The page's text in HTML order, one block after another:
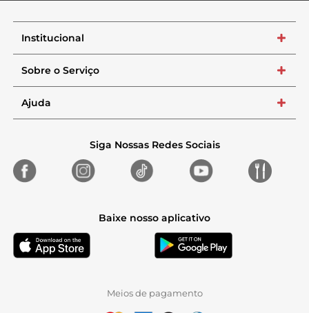
Institucional +
Sobre o Serviço +
Ajuda +
Siga Nossas Redes Sociais
Baixe nosso aplicativo
Meios de pagamento